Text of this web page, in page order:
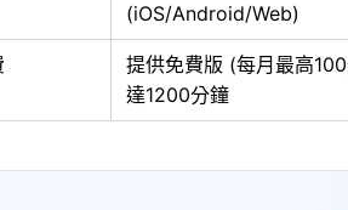
(iOS/Android/Web)
提供免費版 (每月最高
達1200分鐘